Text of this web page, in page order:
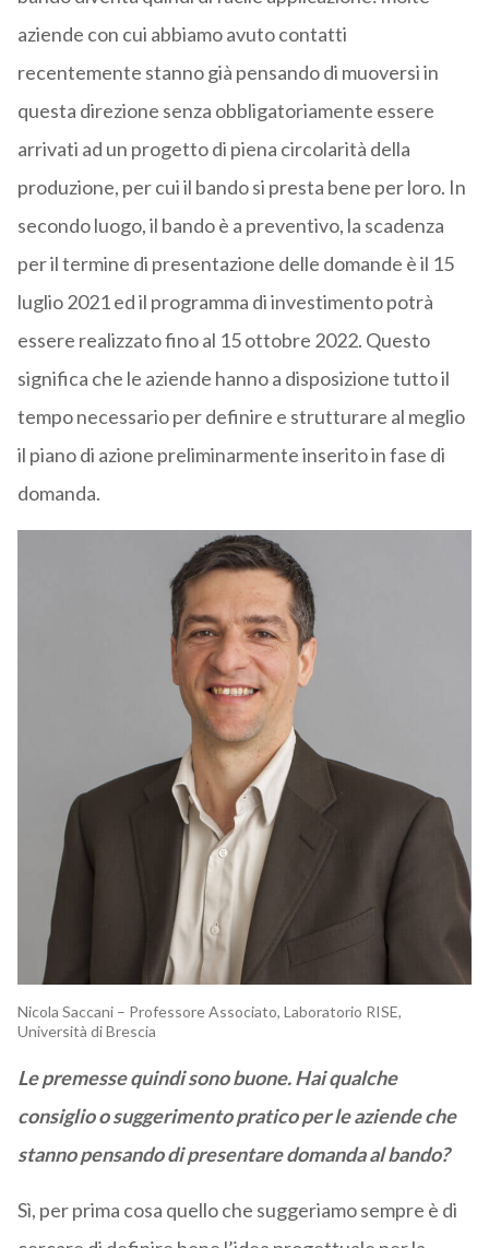
aziende con cui abbiamo avuto contatti
recentemente stanno già pensando di muoversi in
questa direzione senza obbligatoriamente essere
arrivati ad un progetto di piena circolarità della
produzione, per cui il bando si presta bene per loro. In
secondo luogo, il bando è a preventivo, la scadenza
per il termine di presentazione delle domande è il 15
luglio 2021 ed il programma di investimento potrà
essere realizzato fino al 15 ottobre 2022. Questo
significa che le aziende hanno a disposizione tutto il
tempo necessario per definire e strutturare al meglio
il piano di azione preliminarmente inserito in fase di
domanda.
Nicola Saccani – Professore Associato, Laboratorio RISE,
Università di Brescia
Le premesse quindi sono buone. Hai qualche
consiglio o suggerimento pratico per le aziende che
stanno pensando di presentare domanda al bando?
Sì, per prima cosa quello che suggeriamo sempre è di